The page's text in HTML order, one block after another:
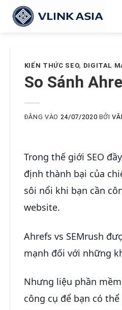
qua
KIẾN THỨC SEO, DIGITAL
So Sánh
ĐĂNG VÀO 24/07/2020 BỞI
Trong thế giới SEO
định thành bại của
sôi nổi khi bạn cần
website.
Ahrefs vs SEMrush
mạnh đối với những
Nhưng liệu phần
công cụ để bạn có